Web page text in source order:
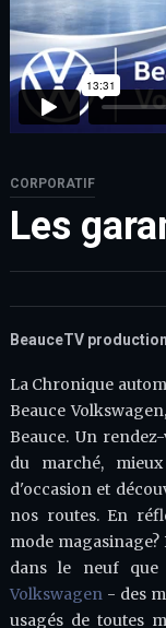
CORPORATIF
Les
BeauceTV
La Chronique
Beauce
Beauce. Un
du marché,
d'occasion et
nos routes. En
mode
dans le neuf que
Volkswagen- des
usagés de toutes